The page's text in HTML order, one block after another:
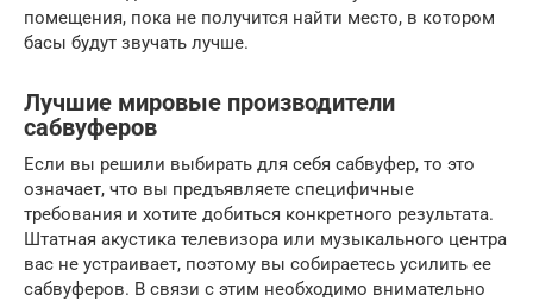
помещения, пока не получится найти место, в котором
басы будут звучать лучше.
Лучшие мировые производители
сабвуферов
Если вы решили выбирать для себя сабвуфер, то это
означает, что вы предъявляете специфичные
требования и хотите добиться конкретного результата.
Штатная акустика телевизора или музыкального центра
вас не устраивает, поэтому вы собираетесь усилить ее
сабвуферов. В связи с этим необходимо внимательно